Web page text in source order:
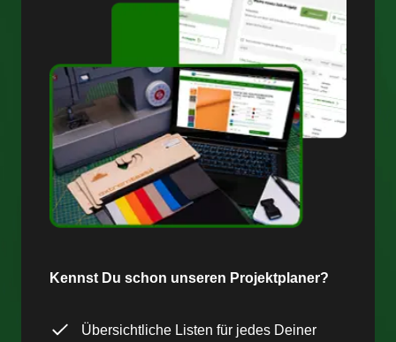
Kennst Du schon unseren Projektplaner?
Übersichtliche Listen für jedes Deiner